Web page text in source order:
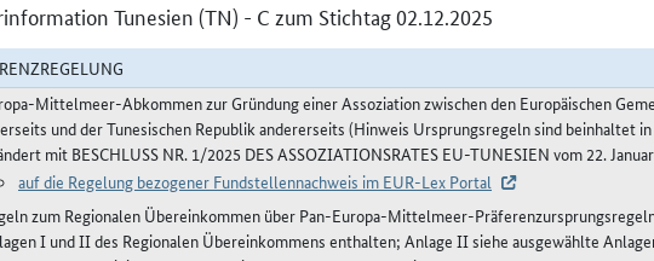
Tunesien (TN) - C zum Stichtag 02.12.2025
Mittelmeer-Abkommen zur Gründung einer Assoziation zwischen den Europäischen
und der Tunesischen Republik andererseits (Hinweis Ursprungsregeln sind beinhaltet
mit BESCHLUSS NR. 1/2025 DES ASSOZIATIONSRATES EU-TUNESIEN vom 22.
auf die Regelung bezogener Fundstellennachweis im EUR-Lex Portal
zum Regionalen Übereinkommen über Pan-Europa-Mittelmeer-
I und II des Regionalen Übereinkommens enthalten; Anlage II siehe ausgewählte